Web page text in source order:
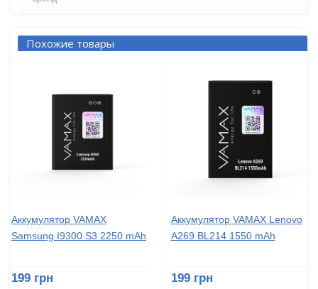
Похожие товары
Аккумулятор VAMAX
Samsung I9300 S3 2250 mAh
199 грн
Аккумулятор VAMAX Lenovo
A269 BL214 1550 mAh
199 грн